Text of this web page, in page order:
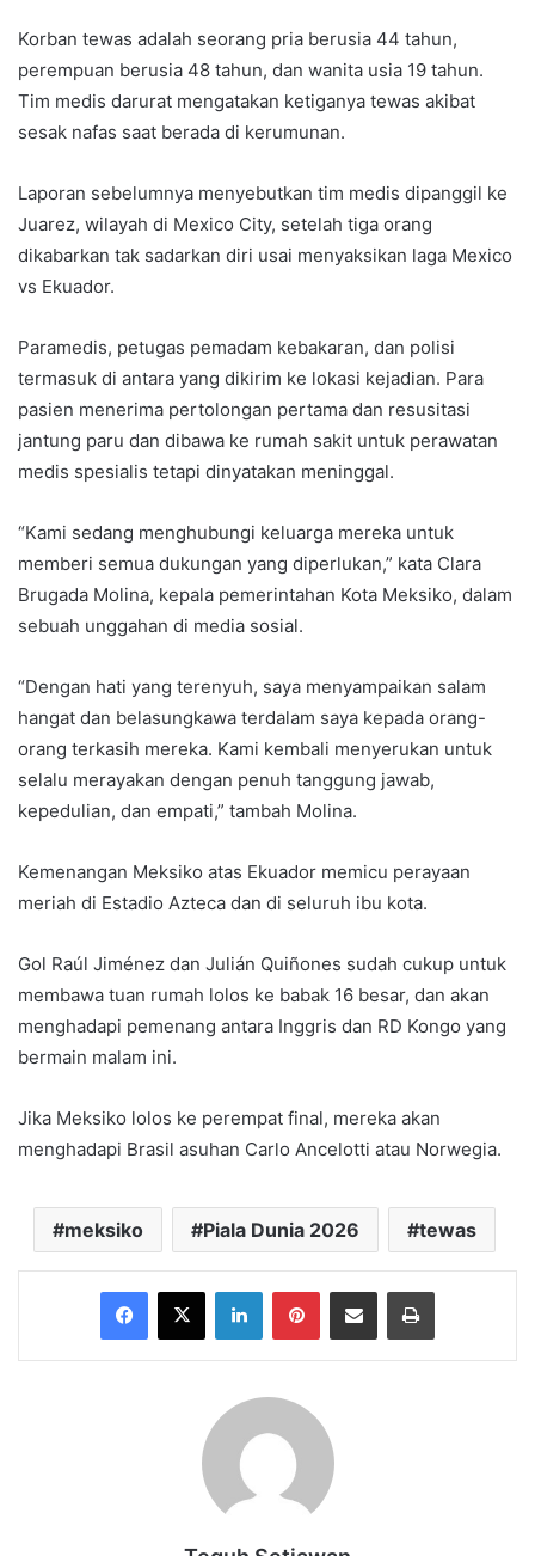
Korban tewas adalah seorang pria berusia 44 tahun,
perempuan berusia 48 tahun, dan wanita usia 19 tahun.
Tim medis darurat mengatakan ketiganya tewas akibat
sesak nafas saat berada di kerumunan.
Laporan sebelumnya menyebutkan tim medis dipanggil ke
Juarez, wilayah di Mexico City, setelah tiga orang
dikabarkan tak sadarkan diri usai menyaksikan laga Mexico
vs Ekuador.
Paramedis, petugas pemadam kebakaran, dan polisi
termasuk di antara yang dikirim ke lokasi kejadian. Para
pasien menerima pertolongan pertama dan resusitasi
jantung paru dan dibawa ke rumah sakit untuk perawatan
medis spesialis tetapi dinyatakan meninggal.
“Kami sedang menghubungi keluarga mereka untuk
memberi semua dukungan yang diperlukan,” kata Clara
Brugada Molina, kepala pemerintahan Kota Meksiko, dalam
sebuah unggahan di media sosial.
“Dengan hati yang terenyuh, saya menyampaikan salam
hangat dan belasungkawa terdalam saya kepada orang-
orang terkasih mereka. Kami kembali menyerukan untuk
selalu merayakan dengan penuh tanggung jawab,
kepedulian, dan empati,” tambah Molina.
Kemenangan Meksiko atas Ekuador memicu perayaan
meriah di Estadio Azteca dan di seluruh ibu kota.
Gol Raúl Jiménez dan Julián Quiñones sudah cukup untuk
membawa tuan rumah lolos ke babak 16 besar, dan akan
menghadapi pemenang antara Inggris dan RD Kongo yang
bermain malam ini.
Jika Meksiko lolos ke perempat final, mereka akan
menghadapi Brasil asuhan Carlo Ancelotti atau Norwegia.
meksiko Piala Dunia 2026 tewas
Facebook
X LinkedInPinterestShare via Email Print